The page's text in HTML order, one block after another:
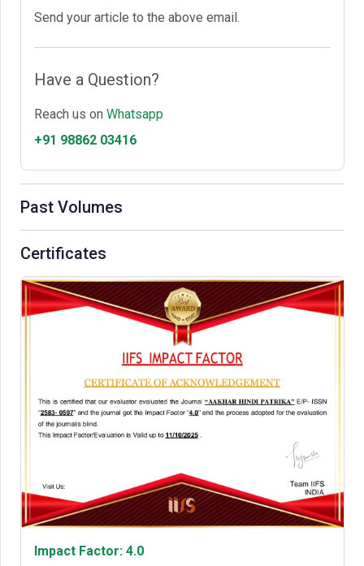
Send your article to the above email.
Have a Question?
Reach us on Whatsapp
+91 98862 03416
Past Volumes
Certificates
Impact Factor: 4.0